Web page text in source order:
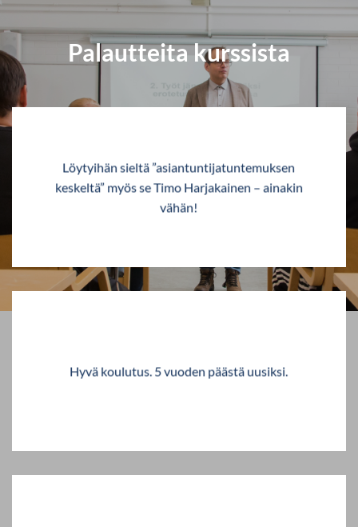
Palautteita kurssista
Löytyihän sieltä ”asiantuntijatuntemuksen
keskeltä” myös se Timo Harjakainen – ainakin
vähän!
Hyvä koulutus. 5 vuoden päästä uusiksi.